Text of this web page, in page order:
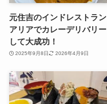
元住吉のインドレストラン
アリアでカレーデリバリー
して大成功！
2025年9月8日 2026年4月9日